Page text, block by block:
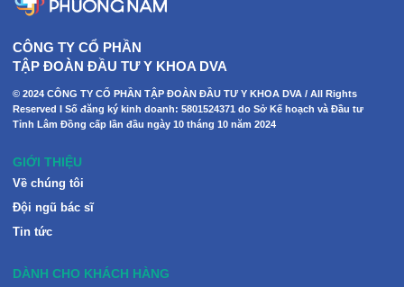
CÔNG TY CỔ PHẦN
TẬP ĐOÀN ĐẦU TƯ Y KHOA DVA
© 2024 CÔNG TY CỔ PHẦN TẬP ĐOÀN ĐẦU TƯ Y KHOA DVA / All Rights
Reserved I Số đăng ký kinh doanh: 5801524371 do Sở Kế hoạch và Đầu tư
Tỉnh Lâm Đồng cấp lần đầu ngày 10 tháng 10 năm 2024
GIỚI THIỆU
Về chúng tôi
Đội ngũ bác sĩ
Tin tức
DÀNH CHO KHÁCH HÀNG